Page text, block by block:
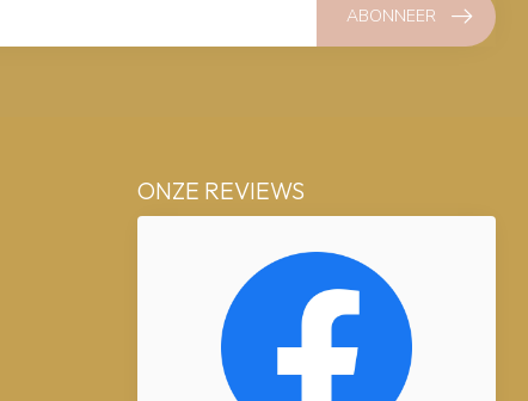
ABONNEER
ONZE REVIEWS